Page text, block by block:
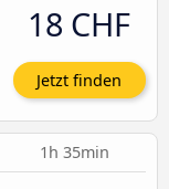
18 CHF
Jetzt finden
1h 35min